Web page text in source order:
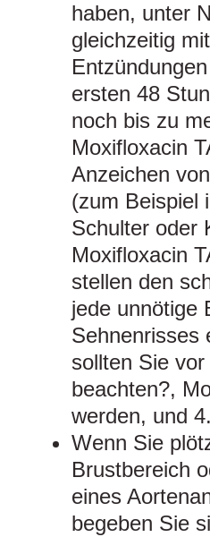
haben, unter
gleichzeitig
ersten 48
noch bis zu
Moxifloxacin
Anzeichen
(zum Beispiel
Schulter oder
Moxifloxacin
stellen den
jede unnötige
Sehnenrisses
sollten Sie
beachten?,
werden, und
Wenn Sie
Brustbereich
eines
begeben Sie